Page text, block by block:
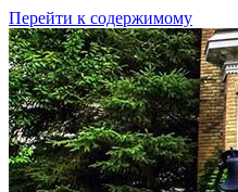
Перейти к содержимому